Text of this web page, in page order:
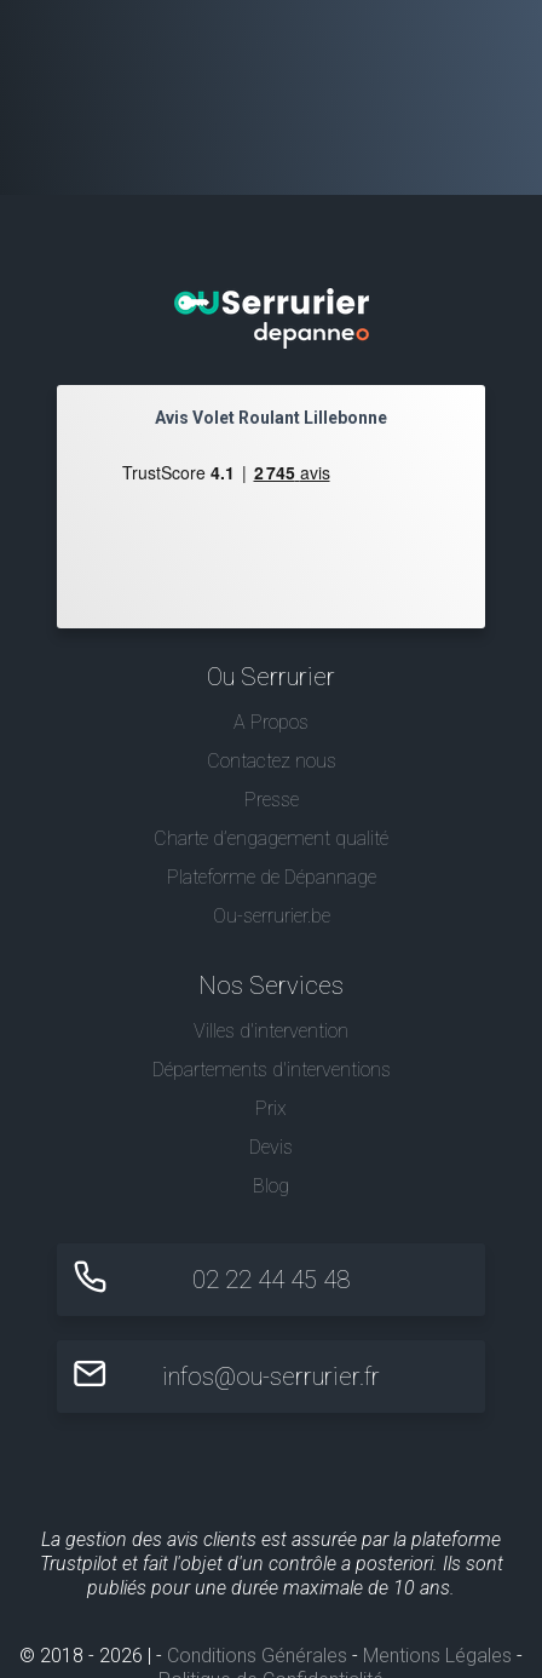
Avis Volet Roulant Lillebonne
Ou Serrurier
A Propos
Contactez nous
Presse
Charte d’engagement qualité
Plateforme de Dépannage
Ou-serrurier.be
Nos Services
Villes d'intervention
Départements d'interventions
Prix
Devis
Blog
02 22 44 45 48
infos@ou-serrurier.fr
La gestion des avis clients est assurée par la plateforme
Trustpilot et fait l'objet d'un contrôle a posteriori. Ils sont
publiés pour une durée maximale de 10 ans.
© 2018 - 2026 | - Conditions Générales - Mentions Légales -